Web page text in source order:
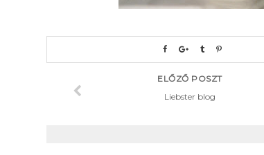
ELŐZŐ POSZT
Liebster blog